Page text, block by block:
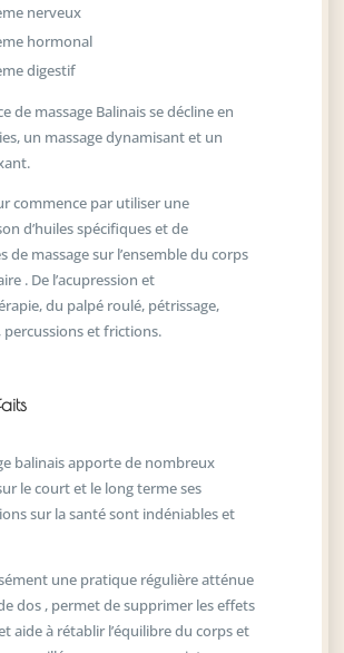
nerveux
hormonal
digestif
de massage Balinais se décline en
un massage dynamisant et un
commence par utiliser une
d’huiles spécifiques et de
de massage sur l’ensemble du corps
. De l’acupression et
du palpé roulé, pétrissage,
percussions et frictions.
balinais apporte de nombreux
le court et le long terme ses
sur la santé sont indéniables et
une pratique régulière atténue
dos , permet de supprimer les effets
aide à rétablir l’équilibre du corps et